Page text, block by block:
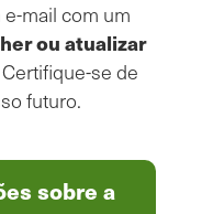
mail com um
ou atualizar
Certifique-se de
futuro.
sobre a